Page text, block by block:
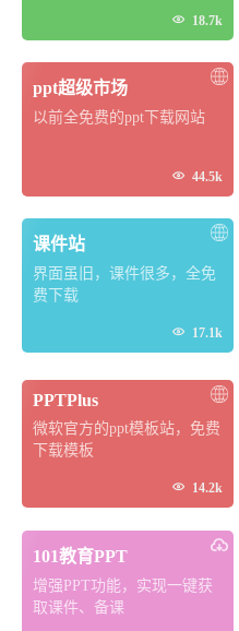
 18.7k
ppt超级市场
以前全免费的ppt下载网站
 44.5k
课件站
界面虽旧，课件很多，全免
费下载
 17.1k
PPTPlus
微软官方的ppt模板站，免费
下载模板
 14.2k
101教育PPT
增强PPT功能，实现一键获
取课件、备课